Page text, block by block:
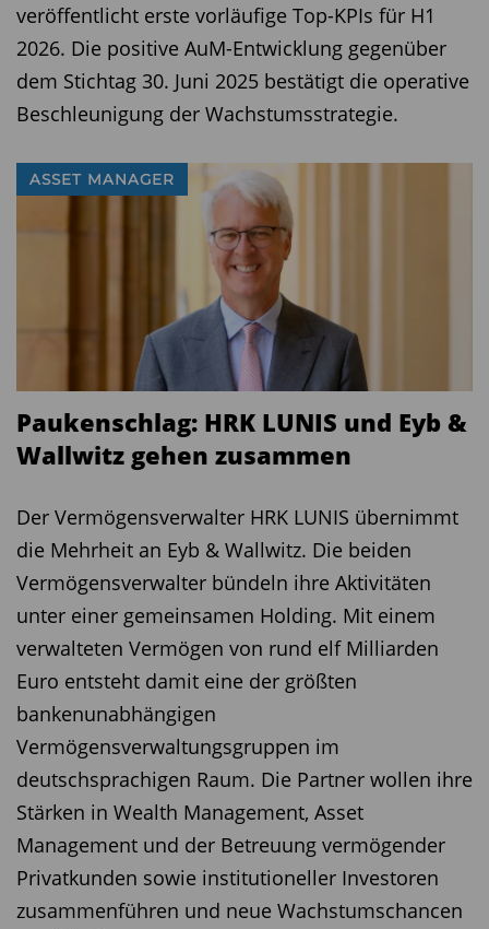
veröffentlicht erste vorläufige Top-KPIs für H1
2026. Die positive AuM-Entwicklung gegenüber
dem Stichtag 30. Juni 2025 bestätigt die operative
Beschleunigung der Wachstumsstrategie.
ASSET MANAGER
Paukenschlag: HRK LUNIS und Eyb &
Wallwitz gehen zusammen
Der Vermögensverwalter HRK LUNIS übernimmt
die Mehrheit an Eyb & Wallwitz. Die beiden
Vermögensverwalter bündeln ihre Aktivitäten
unter einer gemeinsamen Holding. Mit einem
verwalteten Vermögen von rund elf Milliarden
Euro entsteht damit eine der größten
bankenunabhängigen
Vermögensverwaltungsgruppen im
deutschsprachigen Raum. Die Partner wollen ihre
Stärken in Wealth Management, Asset
Management und der Betreuung vermögender
Privatkunden sowie institutioneller Investoren
zusammenführen und neue Wachstumschancen